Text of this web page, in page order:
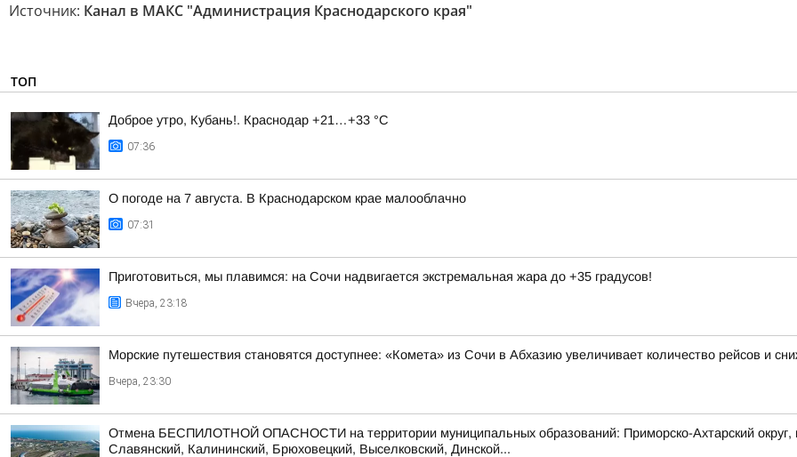
Источник: Канал в МАКС "Администрация Краснодарского края"
ТОП
Доброе утро, Кубань!. Краснодар +21…+33 °С
07:36
О погоде на 7 августа. В Краснодарском крае малооблачно
07:31
Приготовиться, мы плавимся: на Сочи надвигается экстремальная жара до +35 градусов!
Вчера, 23:18
Морские путешествия становятся доступнее: «Комета» из Сочи в Абхазию увеличивает количество рейсов и
Вчера, 23:30
Отмена БЕСПИЛОТНОЙ ОПАСНОСТИ на территории муниципальных образований: Приморско-Ахтарский округ,
Славянский, Калининский, Брюховецкий, Выселковский, Динской...